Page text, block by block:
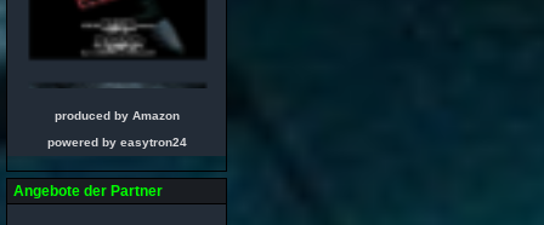
produced by Amazon
powered by easytron24
Angebote der Partner